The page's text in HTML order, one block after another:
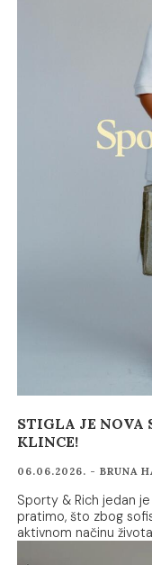
STIGLA JE NOVA
KLINCE!
06.06.2026. - BRUNA
Sporty & Rich jedan
pratimo, što zbog
aktivnom načinu